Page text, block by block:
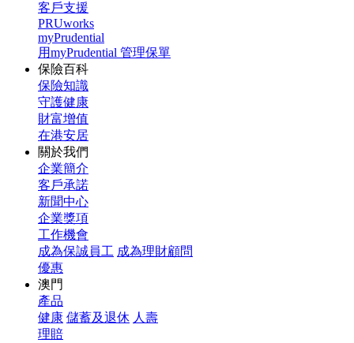
客戶支援
PRUworks
myPrudential
用myPrudential 管理保單
保險百科
保險知識
守護健康
財富增值
在港安居
關於我們
企業簡介
客戶承諾
新聞中心
企業獎項
工作機會
成為保誠員工 成為理財顧問
優惠
澳門
產品
健康 儲蓄及退休 人壽
理賠